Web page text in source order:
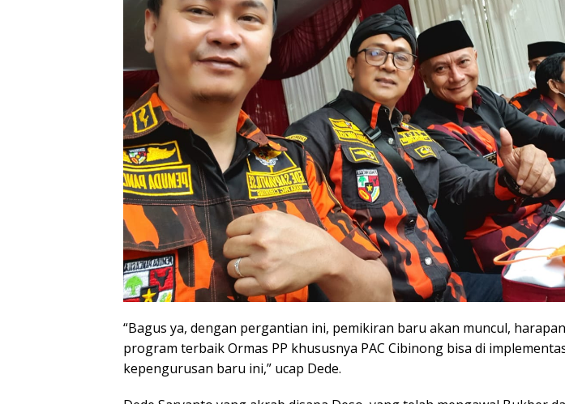
“Bagus ya, dengan pergantian ini, pemikiran baru akan muncul,
program terbaik Ormas PP khususnya PAC Cibinong bisa di
kepengurusan baru ini,” ucap Dede.